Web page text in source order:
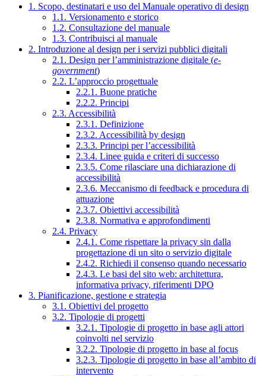
1. Scopo, destinatari e uso del Manuale operativo di design
1.1. Versionamento e storico
1.2. Consultazione del manuale
1.3. Contribuisci al manuale
2. Introduzione al design per i servizi pubblici digitali
2.1. Design per l’amministrazione digitale (e-
government)
2.2. L’approccio progettuale
2.2.1. Buone pratiche
2.2.2. Principi
2.3. Accessibilità
2.3.1. Definizione
2.3.2. Accessibilità by design
2.3.3. Principi per l’accessibilità
2.3.4. Linee guida e criteri di successo
2.3.5. Come rilasciare una dichiarazione di
accessibilità
2.3.6. Meccanismo di feedback e procedura di
attuazione
2.3.7. Obiettivi accessibilità
2.3.8. Normativa e approfondimenti
2.4. Privacy
2.4.1. Come rispettare la privacy sin dalla
progettazione di un sito o servizio digitale
2.4.2. Richiedi il consenso quando necessario
2.4.3. Le basi del sito web: architettura,
informativa privacy, riferimenti DPO
3. Pianificazione, gestione e strategia
3.1. Obiettivi del progetto
3.2. Tipologie di progetti
3.2.1. Tipologie di progetto in base agli attori
coinvolti nel servizio
3.2.2. Tipologie di progetto in base al focus
3.2.3. Tipologie di progetto in base all’ambito di
intervento